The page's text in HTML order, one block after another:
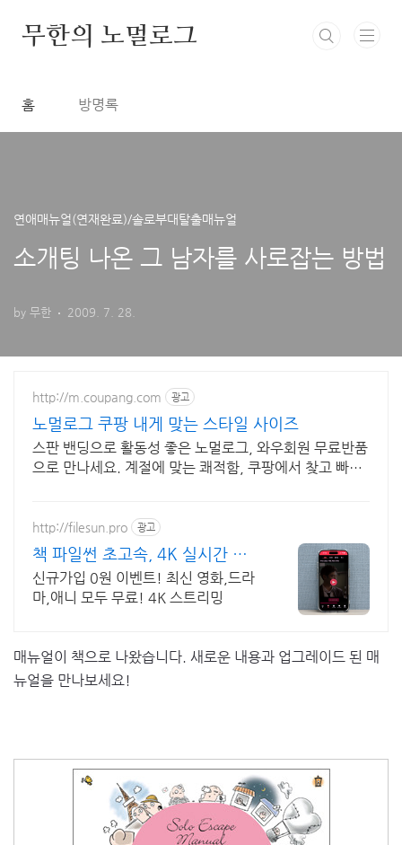
무한의 노멀로그
홈 방명록
연애매뉴얼(연재완료)/솔로부대탈출매뉴얼
소개팅 나온 그 남자를 사로잡는 방법
by 무한 2009. 7. 28.
http://m.coupang.com 광고
노멀로그 쿠팡 내게 맞는 스타일 사이즈
스판 밴딩으로 활동성 좋은 노멀로그, 와우회원 무료반품
으로 만나세요. 계절에 맞는 쾌적함, 쿠팡에서 찾고 빠르
http://filesun.pro 광고
책 파일썬 초고속, 4K 실시간 보
기!
신규가입 0원 이벤트! 최신 영화,드라
마,애니 모두 무료! 4K 스트리밍
매뉴얼이 책으로 나왔습니다. 새로운 내용과 업그레이드 된 매
뉴얼을 만나보세요!